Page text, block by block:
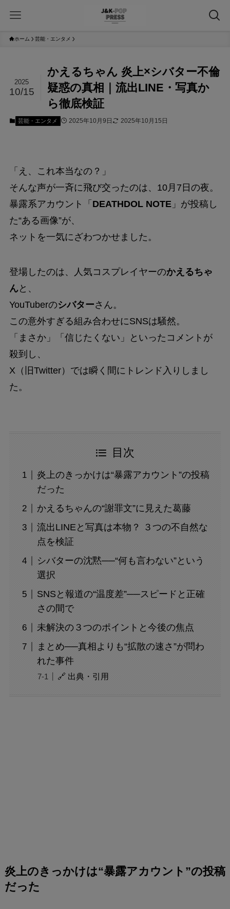
ホーム 芸能・エンタメ
かえるちゃん 炎上×シバター不倫
疑惑の真相｜流出LINE・写真か
ら徹底検証
2025
10/15
芸能・エンタメ 2025年10月9日 2025年10月15日
「え、これ本当なの？」
そんな声が一斉に飛び交ったのは、10月7日の夜。
暴露系アカウント「 DEATHDOL NOTE」が投稿し
た“ある画像”が、
ネットを一気にざわつかせました。
登場したのは、人気コスプレイヤーのかえるちゃ
んと、
YouTuberのシバターさん。
この意外すぎる組み合わせにSNSは騒然。
「まさか」「信じたくない」といったコメントが
殺到し、
X（旧Twitter）では瞬く間にトレンド入りしまし
た。
目次
炎上のきっかけは“暴露アカウント”の投稿
だった
かえるちゃんの“謝罪文”に見えた葛藤
流出LINEと写真は本物？ ３つの不自然な
点を検証
シバターの沈黙──“何も言わない”という
選択
SNSと報道の“温度差”──スピードと正確
さの間で
未解決の３つのポイントと今後の焦点
まとめ──真相よりも“拡散の速さ”が問わ
れた事件
🔗 出典・引用
炎上のきっかけは“暴露アカウント”の投稿
だった